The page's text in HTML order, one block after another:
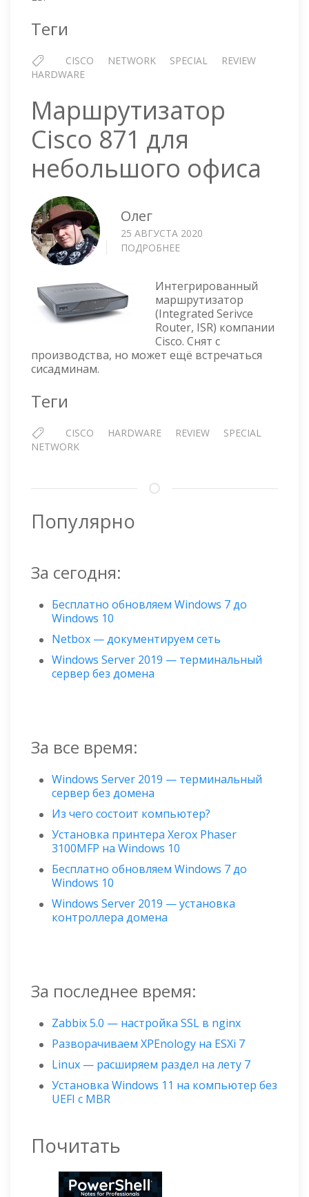
Теги
CISCO NETWORK SPECIAL
REVIEW
HARDWARE
Маршрутизатор
Cisco 871 для
небольшого офиса
Олег
25 АВГУСТА 2020
ПОДРОБНЕЕ
871
ДЛЯ
НЕБОЛЬШОГО
ОФИСА
Интегрированный
маршрутизатор
(Integrated Serivce
Router, ISR) компании
Cisco. Снят с
производства, но может ещё встречаться
сисадминам.
Теги
CISCO HARDWARE REVIEW
SPECIAL
NETWORK
Популярно
За сегодня:
Бесплатно обновляем Windows 7 до
Windows 10
Netbox — документируем сеть
Windows Server 2019 — терминальный
сервер без домена
За все время:
Windows Server 2019 — терминальный
сервер без домена
Из чего состоит компьютер?
Установка принтера Xerox Phaser
3100MFP на Windows 10
Бесплатно обновляем Windows 7 до
Windows 10
Windows Server 2019 — установка
контроллера домена
За последнее время:
Zabbix 5.0 — настройка SSL в nginx
Разворачиваем XPEnology на ESXi 7
Linux — расширяем раздел на лету 7
Установка Windows 11 на компьютер без
UEFI с MBR
Почитать